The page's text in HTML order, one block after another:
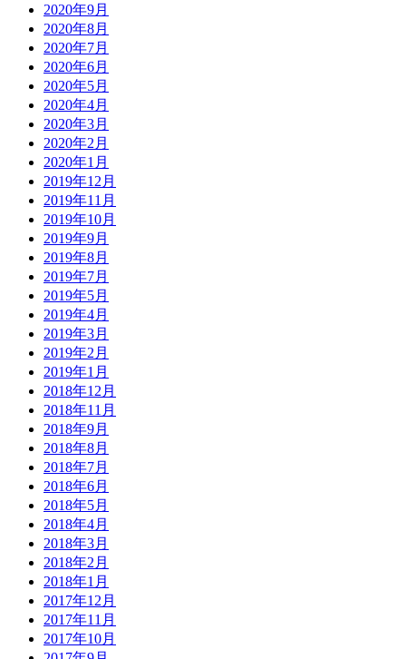
2020年9月
2020年8月
2020年7月
2020年6月
2020年5月
2020年4月
2020年3月
2020年2月
2020年1月
2019年12月
2019年11月
2019年10月
2019年9月
2019年8月
2019年7月
2019年5月
2019年4月
2019年3月
2019年2月
2019年1月
2018年12月
2018年11月
2018年9月
2018年8月
2018年7月
2018年6月
2018年5月
2018年4月
2018年3月
2018年2月
2018年1月
2017年12月
2017年11月
2017年10月